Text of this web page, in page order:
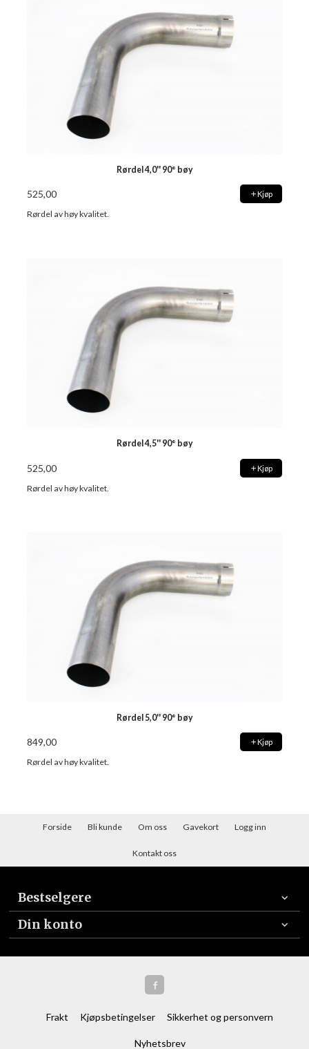
Rørdel 4,0'' 90° bøy
525,00 Kjøp
Rørdel av høy kvalitet.
Rørdel 4,5'' 90° bøy
525,00 Kjøp
Rørdel av høy kvalitet.
Rørdel 5,0'' 90° bøy
849,00 Kjøp
Rørdel av høy kvalitet.
Forside Bli kunde Om oss Gavekort Logg inn
Kontakt oss
Bestselgere
Din konto
Frakt Kjøpsbetingelser Sikkerhet og personvern
Nyhetsbrev